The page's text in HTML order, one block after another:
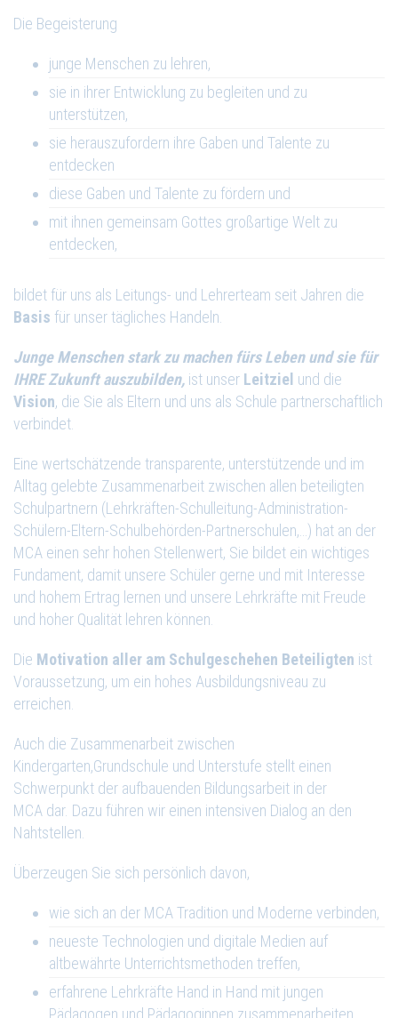
Die Begeisterung
junge Menschen zu lehren,
sie in ihrer Entwicklung zu begleiten und zu
unterstützen,
sie herauszufordern ihre Gaben und Talente zu
entdecken
diese Gaben und Talente zu fördern und
mit ihnen gemeinsam Gottes großartige Welt zu
entdecken,
bildet für uns als Leitungs- und Lehrerteam seit Jahren die
Basis für unser tägliches Handeln.
Junge Menschen stark zu machen fürs Leben und sie für
IHRE Zukunft auszubilden, ist unser Leitziel und die
Vision, die Sie als Eltern und uns als Schule partnerschaftlich
verbindet.
Eine wertschätzende transparente, unterstützende und im
Alltag gelebte Zusammenarbeit zwischen allen beteiligten
Schulpartnern (Lehrkräften-Schulleitung-Administration-
Schülern-Eltern-Schulbehörden-Partnerschulen,…) hat an der
MCA einen sehr hohen Stellenwert, Sie bildet ein wichtiges
Fundament, damit unsere Schüler gerne und mit Interesse
und hohem Ertrag lernen und unsere Lehrkräfte mit Freude
und hoher Qualität lehren können.
Die Motivation aller am Schulgeschehen Beteiligten ist
Voraussetzung, um ein hohes Ausbildungsniveau zu
erreichen.
Auch die Zusammenarbeit zwischen
Kindergarten,Grundschule und Unterstufe stellt einen
Schwerpunkt der aufbauenden Bildungsarbeit in der
MCA dar. Dazu führen wir einen intensiven Dialog an den
Nahtstellen.
Überzeugen Sie sich persönlich davon,
wie sich an der MCA Tradition und Moderne verbinden,
neueste Technologien und digitale Medien auf
altbewährte Unterrichtsmethoden treffen,
erfahrene Lehrkräfte Hand in Hand mit jungen
Pädagogen und Pädagoginnen zusammenarbeiten,